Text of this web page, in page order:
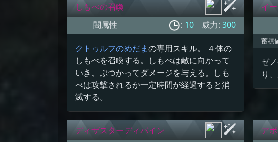
しもべの召喚
闇属性
: 10 威力: 300
クトゥルフのめだまの専用スキル。 ４体の
しもべを召喚する。しもべは敵に向かって
いき、ぶつかってダメージを与える。しも
べは攻撃されるか一定時間が経過すると消
滅する。
イ
蓄積
ゼ
り
ディザスターディバイン
ア